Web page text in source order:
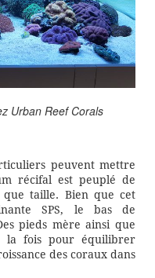
Urban Reef Corals
peuvent mettre
récifal est peuplé de
que taille. Bien que cet
SPS, le bas de
pieds mère ainsi que
la fois pour équilibrer
des coraux dans